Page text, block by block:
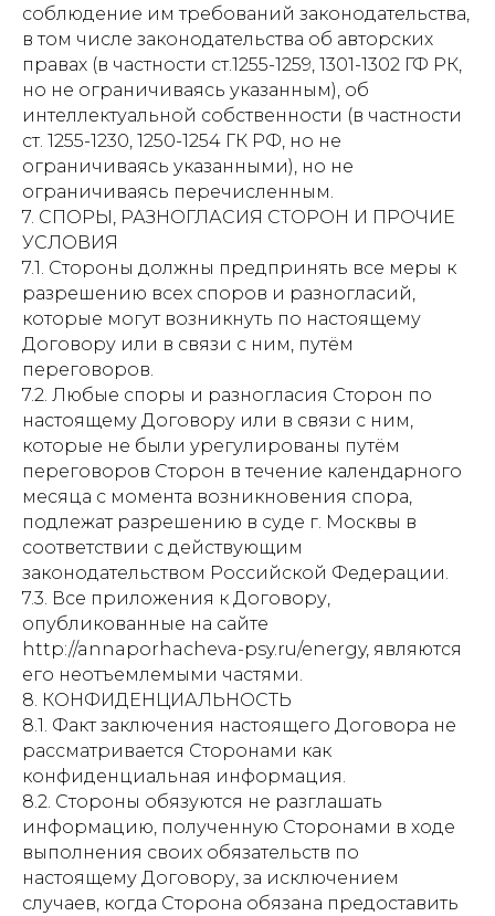
соблюдение им требований законодательства,
в том числе законодательства об авторских
правах (в частности ст.1255-1259, 1301-1302 ГФ РК,
но не ограничиваясь указанным), об
интеллектуальной собственности (в частности
ст. 1255-1230, 1250-1254 ГК РФ, но не
ограничиваясь указанными), но не
ограничиваясь перечисленным.
7. СПОРЫ, РАЗНОГЛАСИЯ СТОРОН И ПРОЧИЕ
УСЛОВИЯ
7.1. Стороны должны предпринять все меры к
разрешению всех споров и разногласий,
которые могут возникнуть по настоящему
Договору или в связи с ним, путём
переговоров.
7.2. Любые споры и разногласия Сторон по
настоящему Договору или в связи с ним,
которые не были урегулированы путём
переговоров Сторон в течение календарного
месяца с момента возникновения спора,
подлежат разрешению в суде г. Москвы в
соответствии с действующим
законодательством Российской Федерации.
7.3. Все приложения к Договору,
опубликованные на сайте
http://annaporhacheva-psy.ru/energy, являются
его неотъемлемыми частями.
8. КОНФИДЕНЦИАЛЬНОСТЬ
8.1. Факт заключения настоящего Договора не
рассматривается Сторонами как
конфиденциальная информация.
8.2. Стороны обязуются не разглашать
информацию, полученную Сторонами в ходе
выполнения своих обязательств по
настоящему Договору, за исключением
случаев, когда Сторона обязана предоставить